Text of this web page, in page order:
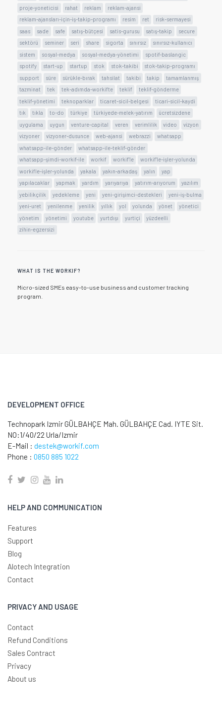
proje-yoneticisi
rahat reklam
reklam-ajansi
reklam-ajansları-için-iş-takip-programı
resim ret
risk-sermayesi
saas
sade safe satış-bütçesi satis-gurusu satış-takip
secure
sektörü
seminer seri share sigorta sınırsız
sınırsız-kullanıcı
sistem
sosyal-medya sosyal-medya-yönetimi
spotif-baslangic
spotify
start-up startup stok stok-takibi
stok-takip-programı
support
süre sürükle-bırak tahsilat takibi takip
tamamlanmış
tazminat
tek tek-adımda-workifte teklif
teklif-gönderme
teklif-yönetimi
teknoparklar ticaret-sicil-belgesi
ticari-sicil-kaydi
tık
tıkla to-do türkiye türkiyede-melek-yatırım
ücretsizdene
uygulama
uygun venture-capital veren verimlilik video
vizyon
vizyoner
vizyoner-dusunce web-ajansi webrazzi
whatsapp
whatsapp-ile-gönder
whatsapp-ile-teklif-gönder
whatsapp-şimdi-workif-ile
workif workif'le
workif'le-işler-yolunda
workifle-işler-yolunda
yakala yakın-arkadaş yalın
yap
yapılacaklar
yapmak yardım yarıyarıya yatırım-arıyorum
yazılım
yebilikçilik
yedekleme yeni yeni-girişimci-destekleri
yeni-iş-bulma
yeni-uret
yenilenme yenilik yıllık yol yolunda yönet
yönetici
yönetim
yönetimi youtube yurtdışı yurtiçi
yüzdeelli
zihin-egzersizi
WHAT IS THE WORKIF?
Micro-sized SMEs easy-to-use business and customer tracking
program.
DEVELOPMENT OFFICE
Technopark Izmir GÜLBAHÇE Mah. GÜLBAHÇE Cad. IYTE Sit.
NO:1/40/22 Urla/Izmir
E-Mail : destek@workif.com
Phone : 0850 885 1022
HELP AND COMMUNICATION
Features
Support
Blog
Alotech Integration
Contact
PRIVACY AND USAGE
Contact
Refund Conditions
Sales Contract
Privacy
About us